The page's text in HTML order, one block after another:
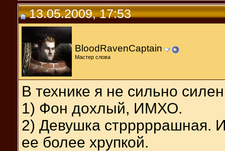
13.05.2009, 17:53
BloodRavenCaptain
Мастер слова
В технике я не сильно
1) Фон дохлый, ИМХО.
2) Девушка стрррррашная.
ее более хрупкой.